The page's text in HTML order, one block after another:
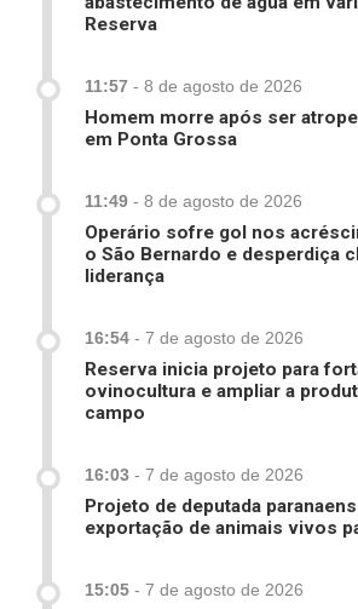
Reserva
11:57 - 8 de agosto de 2026
Homem morre após ser
em Ponta Grossa
11:49 - 8 de agosto de 2026
Operário sofre gol nos
o São Bernardo e desperdiça
liderança
16:54 - 7 de agosto de 2026
Reserva inicia projeto para
ovinocultura e ampliar a
campo
16:03 - 7 de agosto de 2026
Projeto de deputada
exportação de animais vivos
15:05 - 7 de agosto de 2026